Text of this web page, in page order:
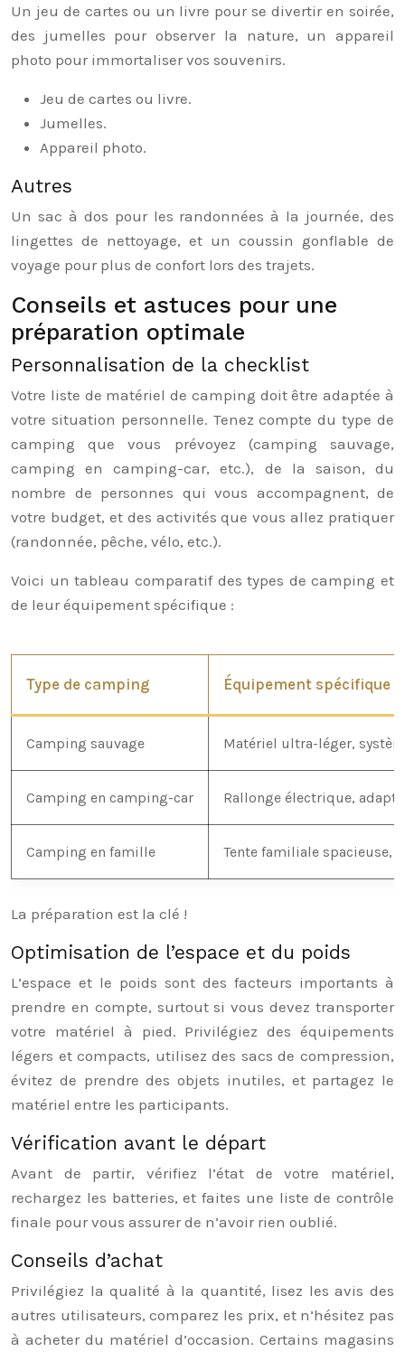
Un jeu de cartes ou un livre pour se divertir en soirée,
des jumelles pour observer la nature, un appareil
photo pour immortaliser vos souvenirs.
Jeu de cartes ou livre.
Jumelles.
Appareil photo.
Autres
Un sac à dos pour les randonnées à la journée, des
lingettes de nettoyage, et un coussin gonflable de
voyage pour plus de confort lors des trajets.
Conseils et astuces pour une
préparation optimale
Personnalisation de la checklist
Votre liste de matériel de camping doit être adaptée à
votre situation personnelle. Tenez compte du type de
camping que vous prévoyez (camping sauvage,
camping en camping-car, etc.), de la saison, du
nombre de personnes qui vous accompagnent, de
votre budget, et des activités que vous allez pratiquer
(randonnée, pêche, vélo, etc.).
Voici un tableau comparatif des types de camping et
de leur équipement spécifique :
Type de camping Équipement spécifique
Camping sauvage Matériel ultra-léger,
Camping en camping-car Rallonge électrique,
Camping en famille Tente familiale spacieuse,
La préparation est la clé !
Optimisation de l’espace et du poids
L’espace et le poids sont des facteurs importants à
prendre en compte, surtout si vous devez transporter
votre matériel à pied. Privilégiez des équipements
légers et compacts, utilisez des sacs de compression,
évitez de prendre des objets inutiles, et partagez le
matériel entre les participants.
Vérification avant le départ
Avant de partir, vérifiez l’état de votre matériel,
rechargez les batteries, et faites une liste de contrôle
finale pour vous assurer de n’avoir rien oublié.
Conseils d’achat
Privilégiez la qualité à la quantité, lisez les avis des
autres utilisateurs, comparez les prix, et n’hésitez pas
à acheter du matériel d’occasion. Certains magasins